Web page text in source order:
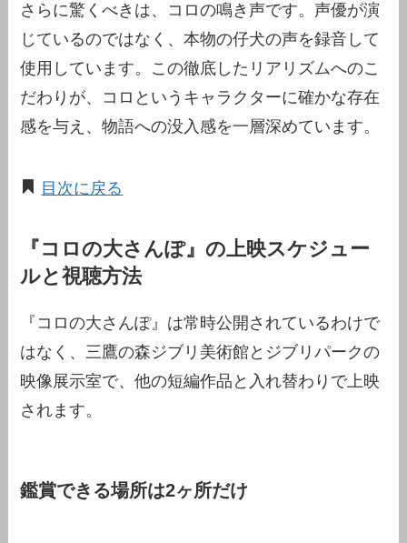
さらに驚くべきは、コロの鳴き声です。声優が演
じているのではなく、本物の仔犬の声を録音して
使用しています。この徹底したリアリズムへのこ
だわりが、コロというキャラクターに確かな存在
感を与え、物語への没入感を一層深めています。
目次に戻る
『コロの大さんぽ』の上映スケジュー
ルと視聴方法
『コロの大さんぽ』は常時公開されているわけで
はなく、三鷹の森ジブリ美術館とジブリパークの
映像展示室で、他の短編作品と入れ替わりで上映
されます。
鑑賞できる場所は2ヶ所だけ